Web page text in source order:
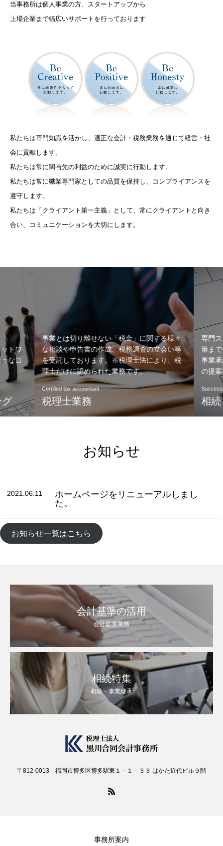
当事務所は個人事業の方、スタートアップから
上場企業まで幅広いサポートを行っております
私たちは専門知識を活かし、適正な会計・税務業務を通じて経営・社
会に貢献します。
私たちは常に関与先の利益のために誠実に行動します。
私たちは常に職業専門家としての品質を保持し、コンプライアンスを
遵守します。
私たちは「クライアント第一主義」として、常にクライアントと向き
合い、コミュニケーションを大切にします。
トワ
なコ
事業とは切り離せない「税金」に関する様々
な相談や申告書の作成、税務調査の立会い等
を受託しております。※税理士法により、税
理士だけに認められた業務です。
Certified tax accountant
税理士業務
専門
策ま
事業
の提案
相続
お知らせ
2021.06.11
ホームページをリニューアルしまし
た。
お知らせ一覧はこちら
会計基準の活用
会計監査業務
相続特集
相続・事業継承
〒812-0013 福岡市博多区博多駅東１－１－３３ はかた近代ビル９階
事務所案内